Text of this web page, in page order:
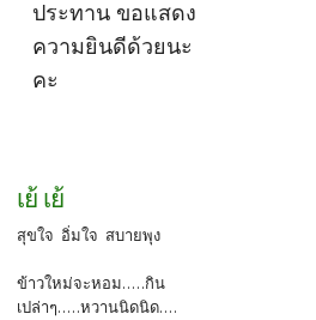
ประทาน ขอแสดง
ความยินดีด้วยนะ
คะ
เย้ เย้
สุขใจ อิ่มใจ สบายพุง
ข้าวใหม่จะหอม.....กิน
เปล่าๆ.....หวานนิดนิด....